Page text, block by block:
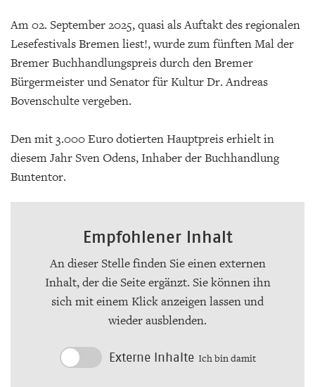
Am 02. September 2025, quasi als Auftakt des regionalen
Lesefestivals Bremen liest!, wurde zum fünften Mal der
Bremer Buchhandlungspreis durch den Bremer
Bürgermeister und Senator für Kultur Dr. Andreas
Bovenschulte vergeben.
Den mit 3.000 Euro dotierten Hauptpreis erhielt in
diesem Jahr Sven Odens, Inhaber der Buchhandlung
Buntentor.
Empfohlener Inhalt
An dieser Stelle finden Sie einen externen
Inhalt, der die Seite ergänzt. Sie können ihn
sich mit einem Klick anzeigen lassen und
wieder ausblenden.
Externe Inhalte Ich bin damit